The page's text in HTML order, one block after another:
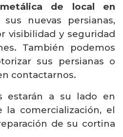
de local en
nuevas persianas,
visibilidad y seguridad
También podemos
sus persianas o
contactarnos.
estarán a su lado en
la comercialización, el
de su cortina